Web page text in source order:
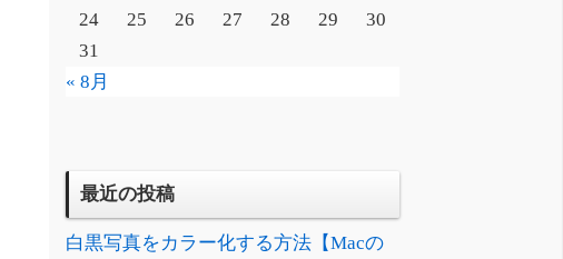
24
25 26 27 28 29
30
31
« 8月
最近の投稿
白黒写真をカラー化する方法【Macの